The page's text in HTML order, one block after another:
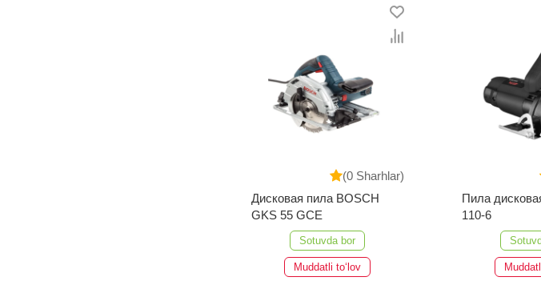
(0 Sharhlar)
Дисковая пила BOSCH
GKS 55 GCE
Sotuvda bor
Muddatli to‘lov
Пила
110-6